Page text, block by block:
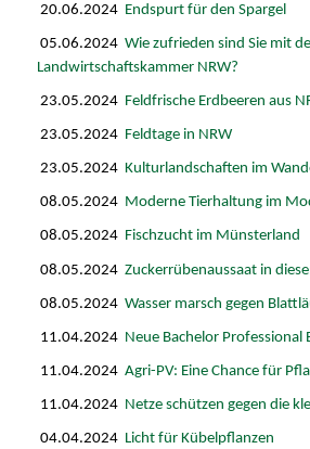
20.06.2024 Endspurt für den Spargel
05.06.2024Wie zufrieden sind Sie mit
Landwirtschaftskammer NRW?
23.05.2024 Feldfrische Erdbeeren aus
23.05.2024 Feldtage in NRW
23.05.2024Kulturlandschaften im
08.05.2024 Moderne Tierhaltung im
08.05.2024 Fischzucht im Münsterland
08.05.2024Zuckerrübenaussaat in
08.05.2024Wasser marsch gegen
11.04.2024 Neue Bachelor Professional
11.04.2024Agri-PV: Eine Chance für
11.04.2024 Netze schützen gegen die
04.04.2024 Licht für Kübelpflanzen